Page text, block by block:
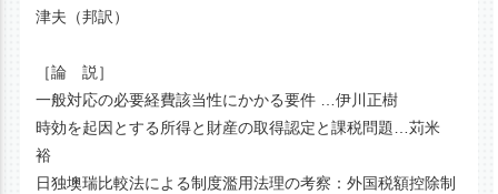
津夫（邦訳）
［論 説］
一般対応の必要経費該当性にかかる要件 …伊川正樹
時効を起因とする所得と財産の取得認定と課税問題…苅米
裕
日独墺瑞比較法による制度濫用法理の考察：外国税額控除制